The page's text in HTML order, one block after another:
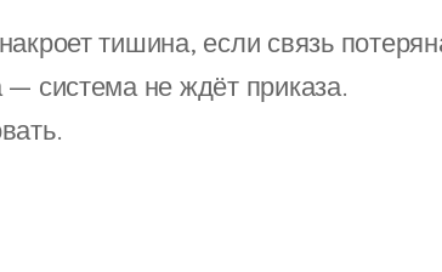
тишина, если связь
система не ждёт приказа.